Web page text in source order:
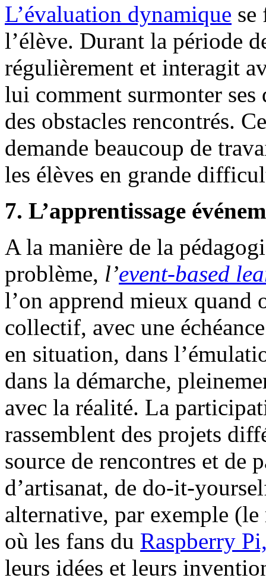
L’évaluation dynamique se
l’élève. Durant la période
régulièrement et interagit
lui comment surmonter
des obstacles rencontrés.
demande beaucoup de
les élèves en grande
7. L’apprentissage
A la manière de la
problème, l’event-based
l’on apprend mieux quand
collectif, avec une
en situation, dans
dans la démarche,
avec la réalité. La
rassemblent des projets
source de rencontres et de
d’artisanat, de do-it-
alternative, par exemple
où les fans du Raspberry
leurs idées et leurs